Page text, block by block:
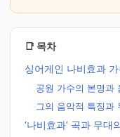
📑 목차
싱어게인 나비효과
공원 가수의 본명과
그의 음악적 특징과
‘나비효과’ 곡과 무대